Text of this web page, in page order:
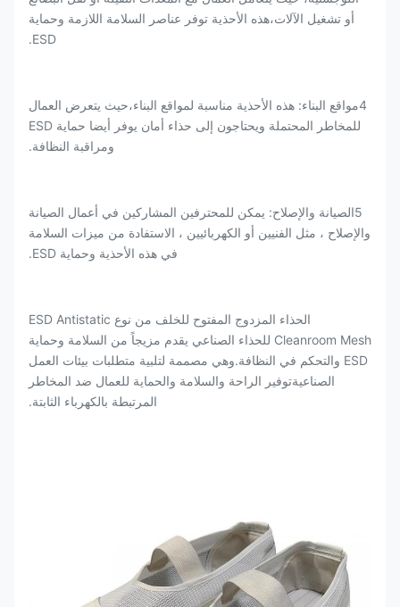
أو تشغيل الآلات،هذه الأحذية توفر عناصر السلامة اللازمة وحماية
ESD.
4مواقع البناء: هذه الأحذية مناسبة لمواقع البناء،حيث يتعرض العمال
للمخاطر المحتملة ويحتاجون إلى حذاء أمان يوفر أيضا حماية ESD
ومراقبة النظافة.
5الصيانة والإصلاح: يمكن للمحترفين المشاركين في أعمال الصيانة
والإصلاح ، مثل الفنيين أو الكهربائيين ، الاستفادة من ميزات السلامة
في هذه الأحذية وحماية ESD.
الحذاء المزدوج المفتوح للخلف من نوع ESD Antistatic
Cleanroom Mesh للحذاء الصناعي يقدم مزيجاً من السلامة وحماية
ESD والتحكم في النظافة.وهي مصممة لتلبية متطلبات بيئات العمل
الصناعيةتوفير الراحة والسلامة والحماية للعمال ضد المخاطر
المرتبطة بالكهرباء الثابتة.